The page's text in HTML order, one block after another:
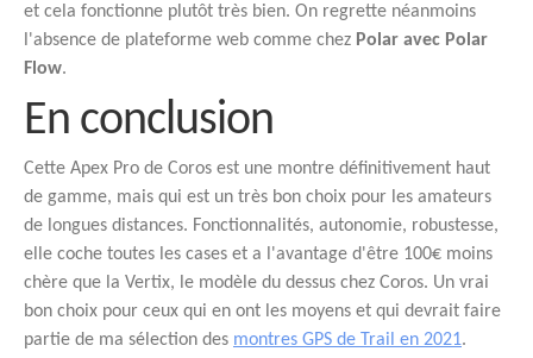
et cela fonctionne plutôt très bien. On regrette néanmoins
l'absence de plateforme web comme chez Polar avec Polar
Flow.
En conclusion
Cette Apex Pro de Coros est une montre définitivement haut
de gamme, mais qui est un très bon choix pour les amateurs
de longues distances. Fonctionnalités, autonomie, robustesse,
elle coche toutes les cases et a l'avantage d'être 100€ moins
chère que la Vertix, le modèle du dessus chez Coros. Un vrai
bon choix pour ceux qui en ont les moyens et qui devrait faire
partie de ma sélection des montres GPS de Trail en 2021.